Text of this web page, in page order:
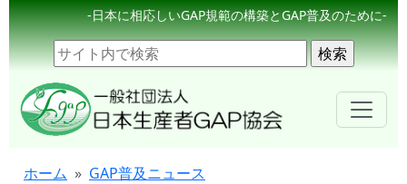
-日本に相応しいGAP規範の構築とGAP普及のために-
ホーム
GAP普及ニュース